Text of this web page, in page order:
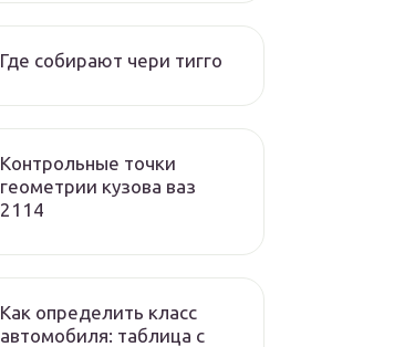
Где собирают чери тигго
Контрольные точки
геометрии кузова ваз
2114
Как определить класс
автомобиля: таблица с